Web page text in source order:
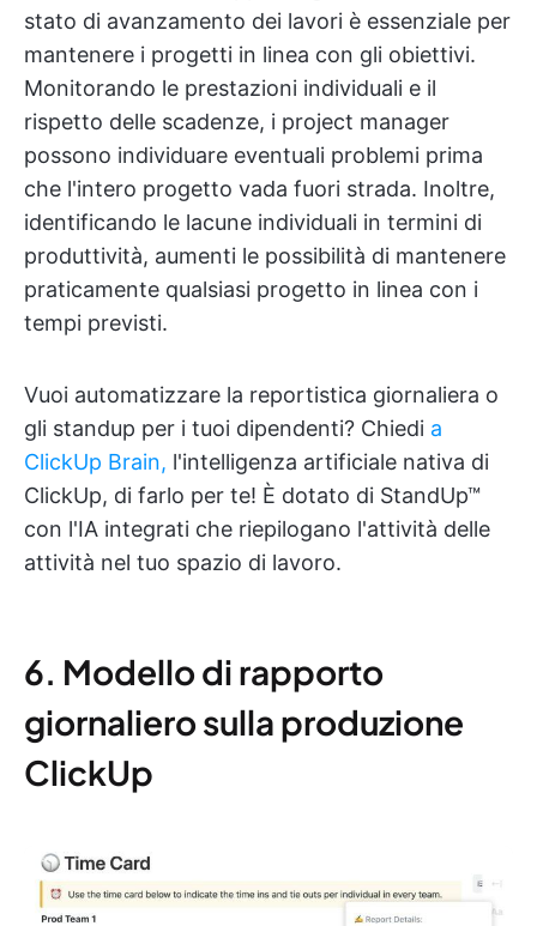
stato di avanzamento dei lavori è essenziale per
mantenere i progetti in linea con gli obiettivi.
Monitorando le prestazioni individuali e il
rispetto delle scadenze, i project manager
possono individuare eventuali problemi prima
che l'intero progetto vada fuori strada. Inoltre,
identificando le lacune individuali in termini di
produttività, aumenti le possibilità di mantenere
praticamente qualsiasi progetto in linea con i
tempi previsti.
Vuoi automatizzare la reportistica giornaliera o
gli standup per i tuoi dipendenti? Chiedi a
ClickUp Brain, l'intelligenza artificiale nativa di
ClickUp, di farlo per te! È dotato di StandUp™
con l'IA integrati che riepilogano l'attività delle
attività nel tuo spazio di lavoro.
6. Modello di rapporto
giornaliero sulla produzione
ClickUp